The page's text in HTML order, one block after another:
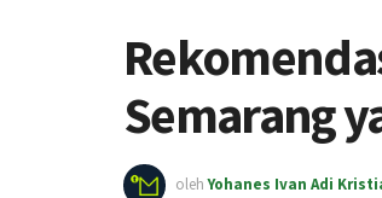
Semarang
oleh Yohanes Ivan Adi